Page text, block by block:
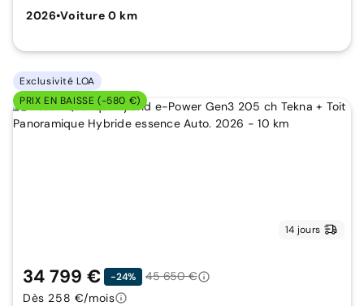
2026•Voiture 0 km
Exclusivité LOA
PRIX EN BAISSE (-580 €)
14 jours
34 799 € -24%
45 650 €
Dès 258 €/mois